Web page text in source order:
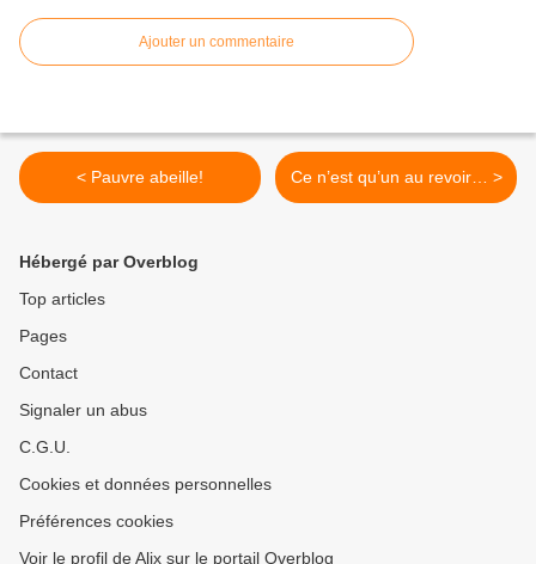
Ajouter un commentaire
< Pauvre abeille! Ce n’est qu’un au revoir… >
Hébergé par Overblog
Top articles
Pages
Contact
Signaler un abus
C.G.U.
Cookies et données personnelles
Préférences cookies
Voir le profil de Alix sur le portail Overblog